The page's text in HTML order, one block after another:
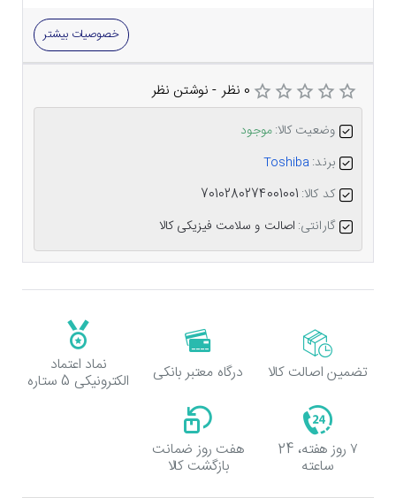
خصوصیات بیشتر
وضعیت کالا:موجود
برند:Toshiba
کد کالا: 7010280274001001
گارانتی: اصالت و سلامت فیزیکی کالا
0 نظر - نوشتن نظر
تضمین اصالت کالا
۷ روز هفته، 24
ساعته
درگاه معتبر بانکی
هفت روز ضمانت
بازگشت کالا
نماد اعتماد
الکترونیکی 5 ستاره